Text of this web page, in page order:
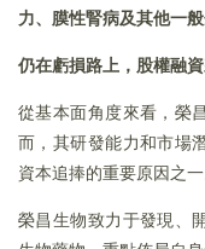
力、膜性腎病及其他一般
仍在虧損路上，股權融資
從基本面角度來看，榮
而，其研發能力和市場
資本追捧的重要原因之一
榮昌生物致力于發現、